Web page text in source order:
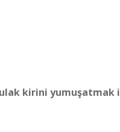
kirini yumuşatmak